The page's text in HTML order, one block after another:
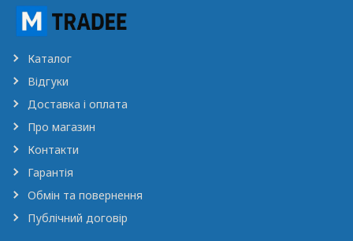
Каталог
Відгуки
Доставка і оплата
Про магазин
Контакти
Гарантія
Обмін та повернення
Публічний договір